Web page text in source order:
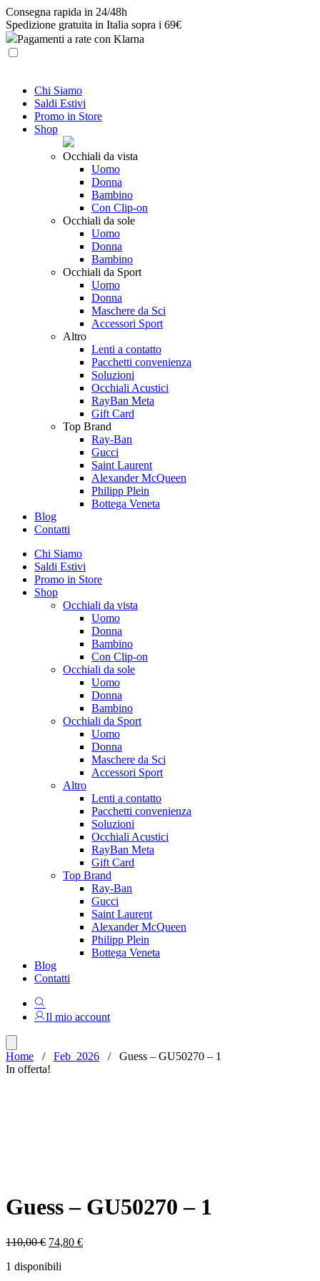
Skip
to
content
Consegna rapida in 24/48h
Spedizione gratuita in Italia sopra i 69€
Pagamenti a rate con Klarna
Chi Siamo
Saldi Estivi
Promo in Store
Shop
Occhiali da vista
Uomo
Donna
Bambino
Con Clip-on
Occhiali da sole
Uomo
Donna
Bambino
Occhiali da Sport
Uomo
Donna
Maschere da Sci
Accessori Sport
Altro
Lenti a contatto
Pacchetti convenienza
Soluzioni
Occhiali Acustici
RayBan Meta
Gift Card
Top Brand
Ray-Ban
Gucci
Saint Laurent
Alexander McQueen
Philipp Plein
Bottega Veneta
Blog
Contatti
Chi Siamo
Saldi Estivi
Promo in Store
Shop
Occhiali da vista
Uomo
Donna
Bambino
Con Clip-on
Occhiali da sole
Uomo
Donna
Bambino
Occhiali da Sport
Uomo
Donna
Maschere da Sci
Accessori Sport
Altro
Lenti a contatto
Pacchetti convenienza
Soluzioni
Occhiali Acustici
RayBan Meta
Gift Card
Top Brand
Ray-Ban
Gucci
Saint Laurent
Alexander McQueen
Philipp Plein
Bottega Veneta
Blog
Contatti
Il mio account
Home / Feb_2026 / Guess – GU50270 – 1
In offerta!
Guess – GU50270 – 1
110,00€ Il
originale
74,80 €Il
1 disponibili